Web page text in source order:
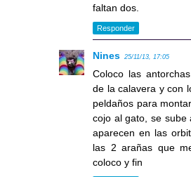
faltan dos.
Responder
Nines 25/11/13, 17:05
Coloco las
de la calavera y con
peldaños para
cojo al gato, se sube
aparecen en las
las 2 arañas que
coloco y fin